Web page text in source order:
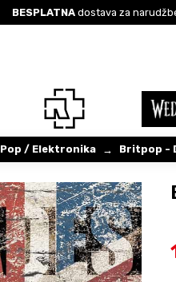
BESPLATNAdostava za
Pop / Elektronika → Britpop -